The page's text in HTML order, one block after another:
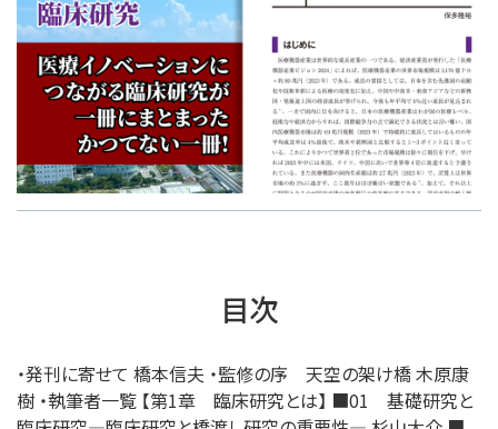
目次
・発刊に寄せて 橋本信夫 ・監修の序 天空の架け橋 木原康
樹 ・執筆者一覧 【第1章 臨床研究とは】 ■01 基礎研究と